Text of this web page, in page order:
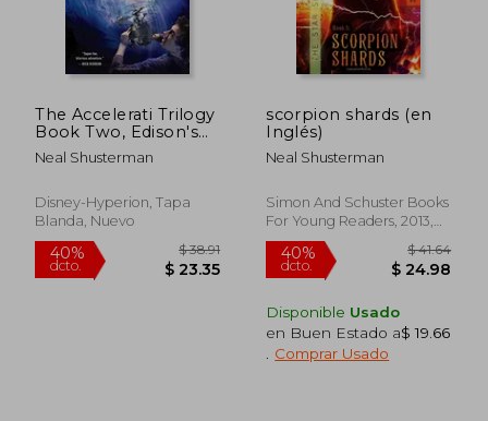
40%
dcto. $ 24.98
45%
dcto.
The Accelerati Trilogy
Book Two, Edison's
Alley
Neal Shusterman
Disney-Hyperion, Tapa
Blanda, Nuevo
scorpion shards (en
Inglés)
Neal Shusterman
Simon And Schuster Books
For Young Readers, 2013,
Tapa Blanda, Nuevo
Disponible Usado
en Buen Estado a$ 19.66
Comprar Usado